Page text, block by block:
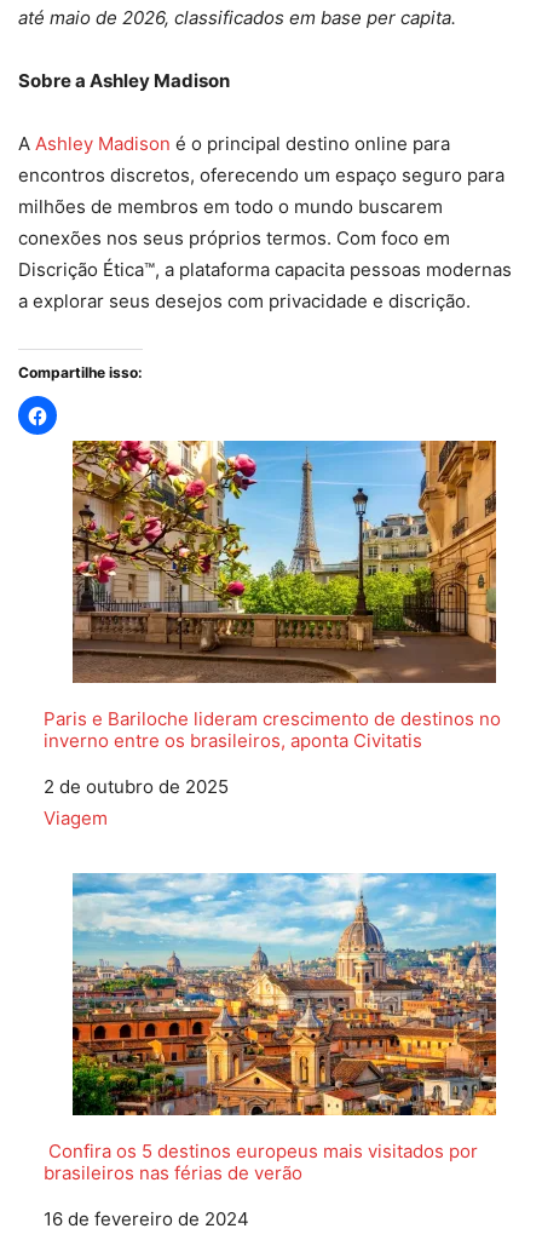
até maio de 2026, classificados em base per capita.
Sobre a Ashley Madison
A Ashley Madison é o principal destino online para
encontros discretos, oferecendo um espaço seguro para
milhões de membros em todo o mundo buscarem
conexões nos seus próprios termos. Com foco em
Discrição Ética™, a plataforma capacita pessoas modernas
a explorar seus desejos com privacidade e discrição.
Compartilhe isso:
Paris e Bariloche lideram crescimento de destinos no
inverno entre os brasileiros, aponta Civitatis
Data
2 de outubro de 2025
Em relação a
Viagem
Confira os 5 destinos europeus mais visitados por
brasileiros nas férias de verão
Data
16 de fevereiro de 2024